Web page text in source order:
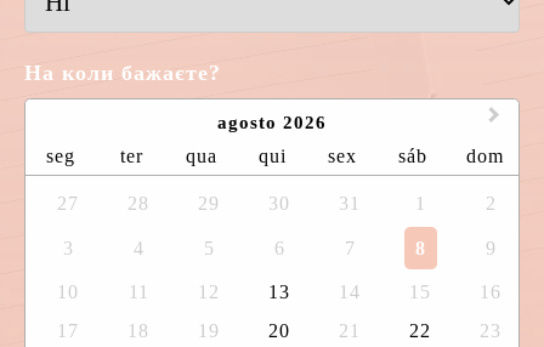
На коли бажаєте?
agosto 2026
seg ter qua qui sex sáb dom
27 28 29 30 31 1 2
3 4 5 6 7 8 9
10 11 12 13 14 15
16
17
18 19 20 21 22
23